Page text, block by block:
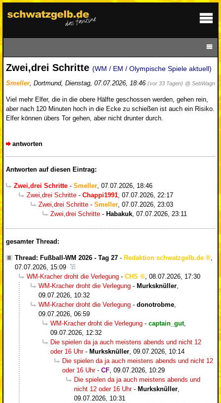
Zwei,drei Schritte (WM / EM / Olympische Spiele aktuell)
Smeller, Dortmund, Dienstag, 07.07.2026, 18:46 (vor 33 Tagen) @ SebWagn
Viel mehr Elfer, die in die obere Hälfte geschossen werden, gehen rein,
aber nach 120 Minuten hoch in die Ecke zu schießen ist auch ein Risiko.
Elfer können übers Tor gehen, aber nicht drunter durch.
antworten
Antworten auf diesen Eintrag:
Zwei,drei Schritte - Smeller, 07.07.2026, 18:46
Zwei,drei Schritte - Chappi1991, 07.07.2026, 22:17
Zwei,drei Schritte - Smeller, 07.07.2026, 23:03
Zwei,drei Schritte - Habakuk, 07.07.2026, 23:11
gesamter Thread:
Thread: Fußball-WM 2026 - Tag 27 - Redaktion schwatzgelb.de
07.07.2026, 15:09
WM-Kracher droht die Verlegung - CHS
08.07.2026, 17:30
WM-Kracher droht die Verlegung - Murksknüller
09.07.2026, 10:32
WM-Kracher droht die Verlegung - donotrobme
09.07.2026, 06:59
WM-Kracher droht die Verlegung - captain_gut,
09.07.2026, 12:32
Die spielen da ja auch meistens abends und nicht 12
oder 16 Uhr- Murksknüller 09.07.2026, 10:14
Die spielen da ja auch meistens abends und nicht 12
oder 16 Uhr- CF 09.07.2026, 10:29
Die spielen da ja auch meistens abends und
nicht 12 oder 16 Uhr- Murksknüller
09.07.2026, 10:31